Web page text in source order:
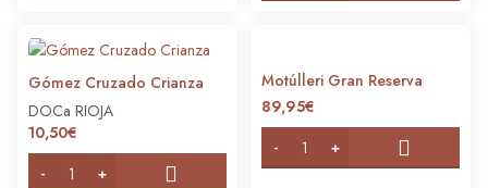
Gómez Cruzado Crianza
DOCa RIOJA
10,50€
Motúlleri Gran Reserva
89,95€